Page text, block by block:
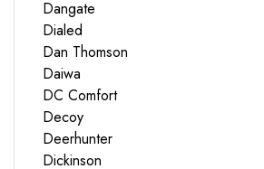
Dangate
Dialed
Dan Thomson
Daiwa
DC Comfort
Decoy
Deerhunter
Dickinson